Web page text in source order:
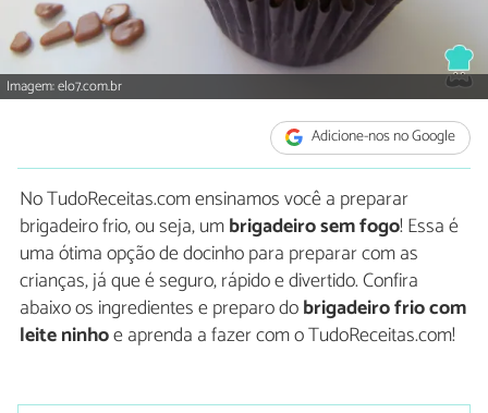
Imagem: elo7.com.br
Adicione-nos no Google
No TudoReceitas.com ensinamos você a preparar
brigadeiro frio, ou seja, umbrigadeiro sem fogo! Essa é
uma ótima opção de docinho para preparar com as
crianças, já que é seguro, rápido e divertido. Confira
abaixo os ingredientes e preparo dobrigadeiro frio com
leite ninhoe aprenda a fazer com o TudoReceitas.com!